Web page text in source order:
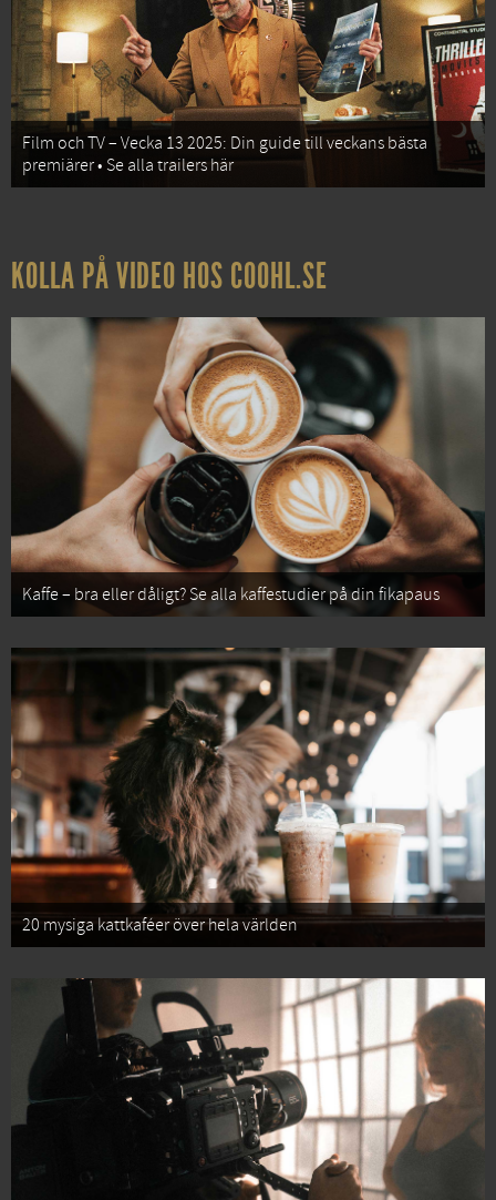
Film och TV – Vecka 13 2025: Din guide till veckans bästa
premiärer • Se alla trailers här
KOLLA PÅ VIDEO HOS COOHL.SE
Kaffe – bra eller dåligt? Se alla kaffestudier på din fikapaus
20 mysiga kattkaféer över hela världen